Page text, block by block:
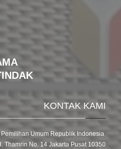
KONTAK KAMI
Umum Republik Indonesia
Thamrin No. 14 Jakarta Pusat 10350